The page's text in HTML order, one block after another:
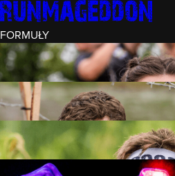
FORMUŁY
INTRO (¼)
15 PRZESZKÓD
3 KM+
REKRUT (½)
30 PRZESZKÓD
6 KM+
RUNMAGEDDON
50 PRZESZKÓD
12 KM+
NOCNY REKRUT (½)